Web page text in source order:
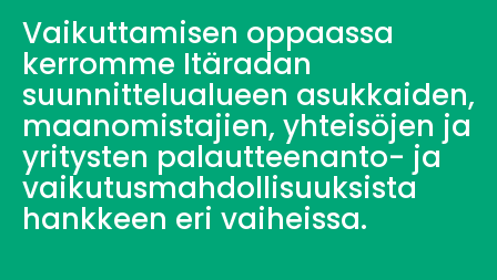
Vaikuttamisen oppaassa
kerromme Itäradan
suunnittelualueen asukkaiden,
maanomistajien, yhteisöjen ja
yritysten palautteenanto- ja
vaikutusmahdollisuuksista
hankkeen eri vaiheissa.